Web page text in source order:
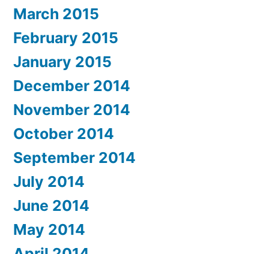
March 2015
February 2015
January 2015
December 2014
November 2014
October 2014
September 2014
July 2014
June 2014
May 2014